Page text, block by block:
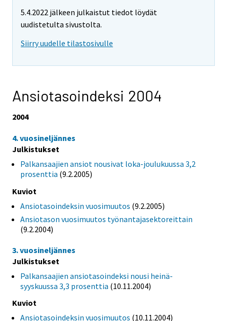
5.4.2022 jälkeen julkaistut tiedot löydät
uudistetulta sivustolta.
Siirry uudelle tilastosivulle
Ansiotasoindeksi 2004
2004
4. vuosineljännes
Julkistukset
Palkansaajien ansiot nousivat loka-joulukuussa 3,2
prosenttia (9.2.2005)
Kuviot
Ansiotasoindeksin vuosimuutos (9.2.2005)
Ansiotason vuosimuutos työnantajasektoreittain
(9.2.2004)
3. vuosineljännes
Julkistukset
Palkansaajien ansiotasoindeksi nousi heinä-
syyskuussa 3,3 prosenttia (10.11.2004)
Kuviot
Ansiotasoindeksin vuosimuutos (10.11.2004)